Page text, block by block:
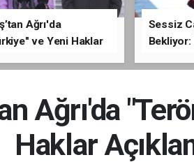
Ağrı'da
ve Yeni Haklar
Sessiz
Bekliyor:
Ağrı'da
Haklar